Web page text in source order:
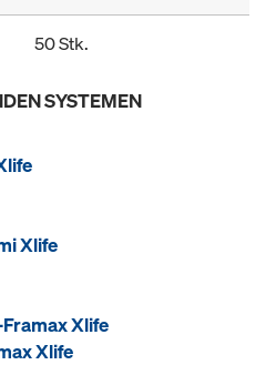
50 Stk.
SYSTEMEN
Xlife
Xlife
Xlife